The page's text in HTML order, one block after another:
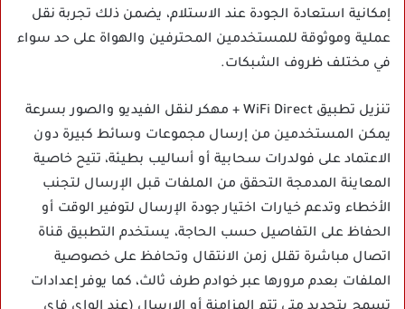
إمكانية استعادة الجودة عند الاستلام، يضمن ذلك تجربة نقل
عملية وموثوقة للمستخدمين المحترفين والهواة على حد سواء
في مختلف ظروف الشبكات.
تنزيل تطبيق WiFi Direct + مهكر لنقل الفيديو والصور بسرعة
يمكن المستخدمين من إرسال مجموعات وسائط كبيرة دون
الاعتماد على فولدرات سحابية أو أساليب بطيئة، تتيح خاصية
المعاينة المدمجة التحقق من الملفات قبل الإرسال لتجنب
الأخطاء وتدعم خيارات اختيار جودة الإرسال لتوفير الوقت أو
الحفاظ على التفاصيل حسب الحاجة، يستخدم التطبيق قناة
اتصال مباشرة تقلل زمن الانتقال وتحافظ على خصوصية
الملفات بعدم مرورها عبر خوادم طرف ثالث، كما يوفر إعدادات